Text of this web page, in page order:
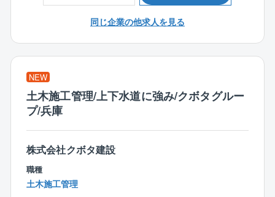
■海外工事：サバナケット地区上水道施設改善計画（ラ
オス）、カルナフリ上水道整備計画C-2工区（バングラ
デシュ）、カンボジア王国・太陽光活用クリーンエネ
ルギー導入計画、カンボジア王国コンポンチャム・バ
ッタンバン上水道拡張計画
ご入社後は、現場配属前に約１ヶ月の研修があります
ので安心してスタートいただけます。
・CT
・X線画像診断
・超音波機器
・勤務形態：日勤
・夜間作業：基本無（月1~2回程度発生する可能性有）
・休日：土日祝休み（月2~4回ほど休日出勤があります
が、振替休日取得可能です）
・出張：有 ※原則日帰り出張のみ（毎日現場に出向く
・社会貢献できる仕事にやりがいを感じる方
・技術や機器への興味が強く、積極的に学びたい方
・人と接することに抵抗がない方
同じ企業の他求人を見る
NEW
土木施工管理/上下水道に強み/クボタグルー
プ/兵庫
株式会社クボタ建設
職種
土木施工管理